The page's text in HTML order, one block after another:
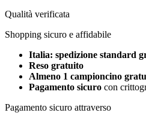
Qualità verificata
Shopping sicuro e affidabile
Italia: spedizione standard
Reso gratuito
Almeno 1 campioncino
Pagamento sicuro con
Pagamento sicuro attraverso